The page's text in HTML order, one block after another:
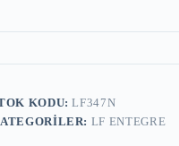
KODU:LF347N
LF ENTEGRE